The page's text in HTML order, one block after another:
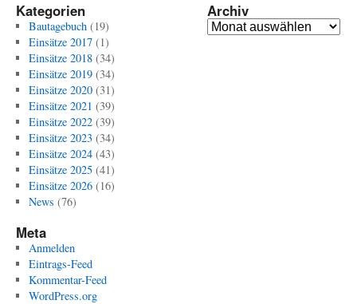
Kategorien
Bautagebuch(19)
Einsätze 2017(1)
Einsätze 2018(34)
Einsätze 2019(34)
Einsätze 2020(31)
Einsätze 2021 (39)
Einsätze 2022(39)
Einsätze 2023(34)
Einsätze 2024(43)
Einsätze 2025(41)
Einsätze 2026(16)
News (76)
Meta
Anmelden
Eintrags-Feed
Kommentar-Feed
WordPress.org
Archiv
Archiv